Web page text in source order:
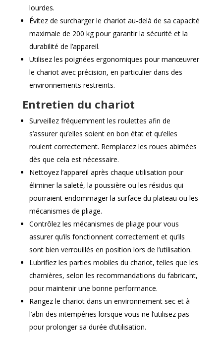
lourdes.
Évitez de surcharger le chariot au-delà de sa capacité
maximale de 200 kg pour garantir la sécurité et la
durabilité de l’appareil.
Utilisez les poignées ergonomiques pour manœuvrer
le chariot avec précision, en particulier dans des
environnements restreints.
Entretien du chariot
Surveillez fréquemment les roulettes afin de
s’assurer qu’elles soient en bon état et qu’elles
roulent correctement. Remplacez les roues abimées
dès que cela est nécessaire.
Nettoyez l’appareil après chaque utilisation pour
éliminer la saleté, la poussière ou les résidus qui
pourraient endommager la surface du plateau ou les
mécanismes de pliage.
Contrôlez les mécanismes de pliage pour vous
assurer qu’ils fonctionnent correctement et qu’ils
sont bien verrouillés en position lors de l’utilisation.
Lubrifiez les parties mobiles du chariot, telles que les
charnières, selon les recommandations du fabricant,
pour maintenir une bonne performance.
Rangez le chariot dans un environnement sec et à
l’abri des intempéries lorsque vous ne l’utilisez pas
pour prolonger sa durée d’utilisation.